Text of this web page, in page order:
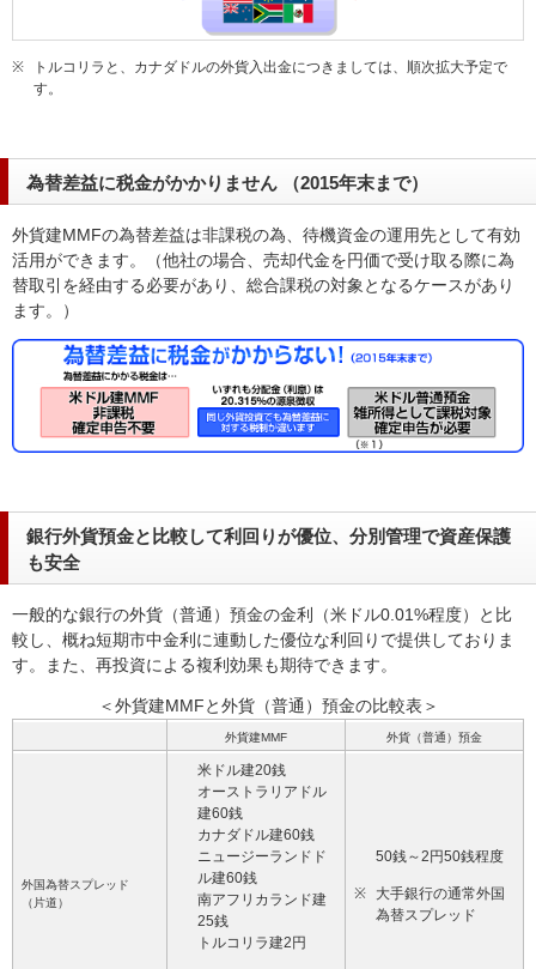
※
トルコリラと、カナダドルの外貨入出金につきましては、順次拡大予定で
す。
為替差益に税金がかかりません （2015年末まで）
外貨建MMFの為替差益は非課税の為、待機資金の運用先として有効
活用ができます。（他社の場合、売却代金を円価で受け取る際に為
替取引を経由する必要があり、総合課税の対象となるケースがあり
ます。）
銀行外貨預金と比較して利回りが優位、分別管理で資産保護
も安全
一般的な銀行の外貨（普通）預金の金利（米ドル0.01%程度）と比
較し、概ね短期市中金利に連動した優位な利回りで提供しておりま
す。また、再投資による複利効果も期待できます。
＜外貨建MMFと外貨（普通）預金の比較表＞
外貨建MMF 外貨（普通）預金
外国為替スプレッド
（片道）
米ドル建20銭
オーストラリアドル
建60銭
カナダドル建60銭
ニュージーランドド
ル建60銭
南アフリカランド建
25銭
トルコリラ建2円
50銭～2円50銭程度
※
大手銀行の通常外国
為替スプレッド